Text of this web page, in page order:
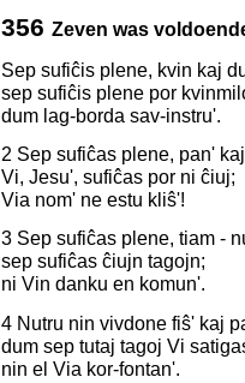
356 Zeven was
Sep sufiĉis plene, kvin kaj
sep sufiĉis plene por
dum lag-borda sav-instru'.
2 Sep sufiĉas plene, pan'
Vi, Jesu', sufiĉas por ni ĉiuj;
Via nom' ne estu kliŝ'!
3 Sep sufiĉas plene, tiam -
sep sufiĉas ĉiujn tagojn;
ni Vin danku en komun'.
4 Nutru nin vivdone fiŝ' kaj
dum sep tutaj tagoj Vi
nin el Via kor-fontan'.